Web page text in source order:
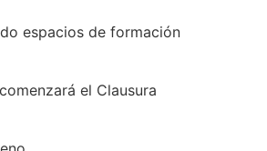
espacios de formación
el Clausura